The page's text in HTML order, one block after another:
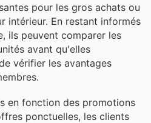
pour les gros achats ou
intérieur. En restant informés
ils peuvent comparer les
avant qu'elles
vérifier les avantages
en fonction des promotions
ponctuelles, les clients